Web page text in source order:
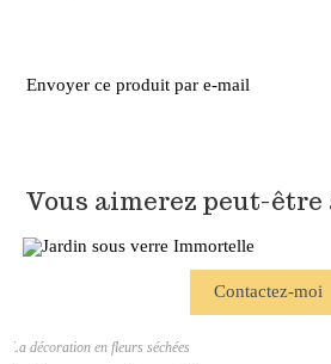
Envoyer ce produit par e-mail
Vous aimerez peut-être
Contactez-moi
La décoration en fleurs séchées